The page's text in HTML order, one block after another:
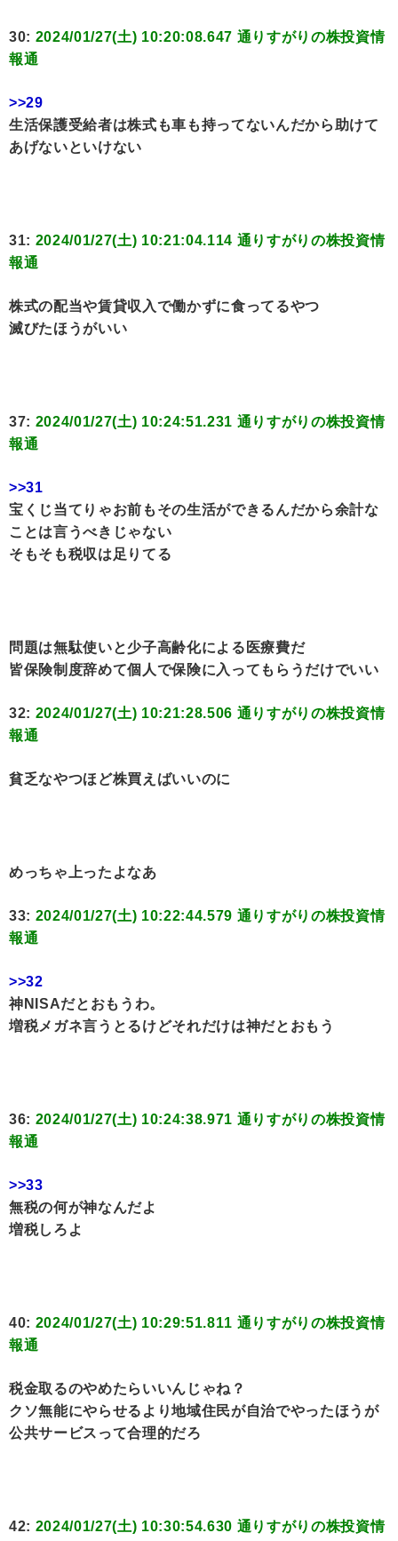
30: 2024/01/27(土) 10:20:08.647 通りすがりの株投資情
報通
>>29
生活保護受給者は株式も車も持ってないんだから助けて
あげないといけない
31: 2024/01/27(土) 10:21:04.114 通りすがりの株投資情
報通
株式の配当や賃貸収入で働かずに食ってるやつ
滅びたほうがいい
37: 2024/01/27(土) 10:24:51.231 通りすがりの株投資情
報通
>>31
宝くじ当てりゃお前もその生活ができるんだから余計な
ことは言うべきじゃない
そもそも税収は足りてる
問題は無駄使いと少子高齢化による医療費だ
皆保険制度辞めて個人で保険に入ってもらうだけでいい
32: 2024/01/27(土) 10:21:28.506 通りすがりの株投資情
報通
貧乏なやつほど株買えばいいのに
めっちゃ上ったよなあ
33: 2024/01/27(土) 10:22:44.579 通りすがりの株投資情
報通
>>32
神NISAだとおもうわ。
増税メガネ言うとるけどそれだけは神だとおもう
36: 2024/01/27(土) 10:24:38.971 通りすがりの株投資情
報通
>>33
無税の何が神なんだよ
増税しろよ
40: 2024/01/27(土) 10:29:51.811 通りすがりの株投資情
報通
税金取るのやめたらいいんじゃね？
クソ無能にやらせるより地域住民が自治でやったほうが
公共サービスって合理的だろ
42: 2024/01/27(土) 10:30:54.630 通りすがりの株投資情